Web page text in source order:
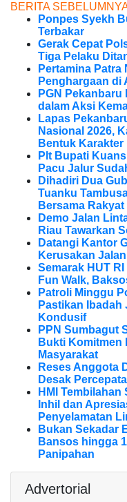
BERITA
Ponpes Syekh
Terbakar
Gerak Cepat
Tiga Pelaku
Pertamina Patra
Penghargaan di
PGN
dalam Aksi
Lapas
Nasional 2026,
Bentuk Karakter
Plt Bupati
Pacu Jalur
Dihadiri Dua
Tuanku
Bersama Rakyat
Demo Jalan
Riau Tawarkan
Datangi Kantor
Kerusakan
Semarak HUT
Fun Walk,
Patroli Minggu
Pastikan
Kondusif
PPN Sumbagut
Bukti
Masyarakat
Reses Anggota
Desak
HMI
Inhil dan
Penyelamatan
Bukan Sekadar
Bansos hingga
Panipahan
Advertorial